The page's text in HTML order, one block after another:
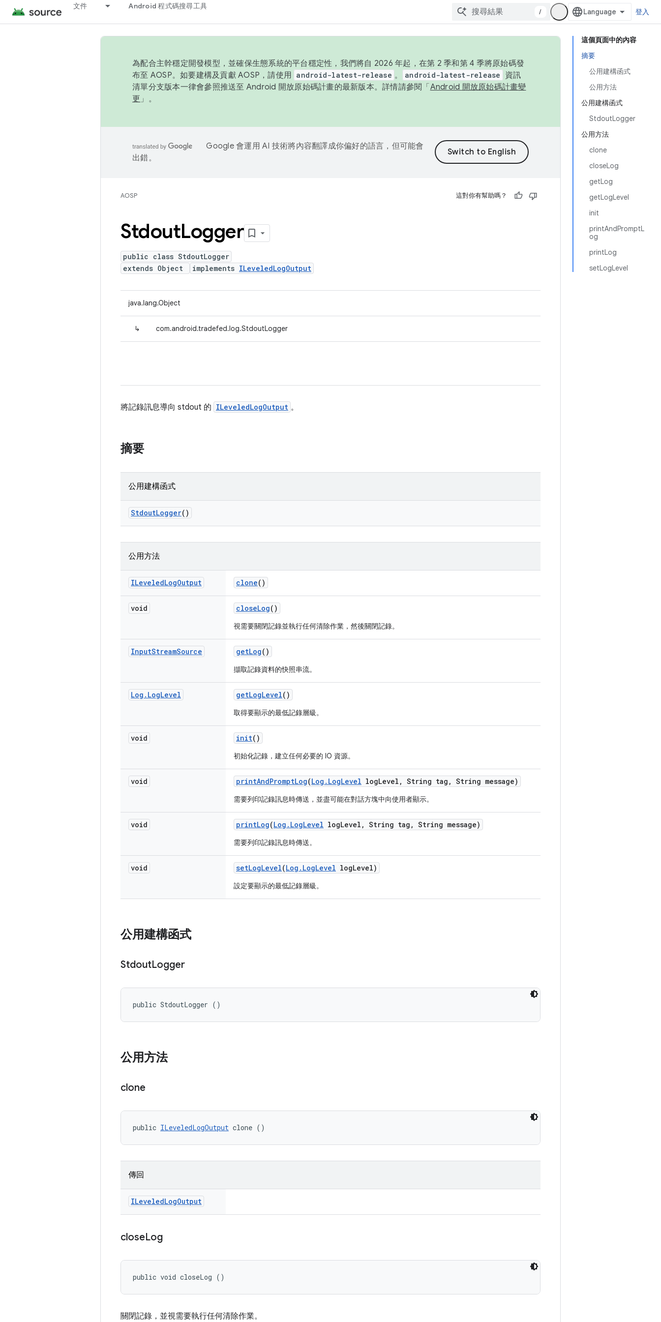
文件 Android 程式碼搜尋工具
/ 登入
這個頁面中的內容
摘要
公用建構函式
公用方法
公用建構函式
StdoutLogger
公用方法
clone
closeLog
getLog
getLogLevel
init
printAndPromptL
og
printLog
setLogLevel
為配合主幹穩定開發模型，並確保生態系統的平台穩定性，我們將自 2026 年起，在第 2 季和第 4 季將原始碼發
布至 AOSP。如要建構及貢獻 AOSP，請使用 android-latest-release 。 android-latest-release
資訊
清單分支版本一律會參照推送至 Android 開放原始碼計畫的最新版本。詳情請參閱「 Android 開放原始碼計畫變
更 」。
Google 會運用 AI 技術將內容翻譯成你偏好的語言，但可能會
出錯。
AOSP 這對你有幫助嗎？
StdoutLogger
public class StdoutLogger
extends Object
implements ILeveledLogOutput
java.lang.Object
↳ com.android.tradefed.log.StdoutLogger
將記錄訊息導向 stdout 的 ILeveledLogOutput 。
摘要
公用建構函式
StdoutLogger()
公用方法
ILeveledLogOutput clone()
void closeLog()
視需要關閉記錄並執行任何清除作業，然後關閉記錄。
InputStreamSource getLog()
擷取記錄資料的快照串流。
Log . LogLevel getLogLevel()
取得要顯示的最低記錄層級。
void init()
初始化記錄，建立任何必要的 IO 資源。
void printAndPromptLog(Log . LogLevel logLevel , String tag , String message)
需要列印記錄訊息時傳送，並盡可能在對話方塊中向使用者顯示。
void printLog(Log . LogLevel logLevel , String tag , String message)
需要列印記錄訊息時傳送。
void setLogLevel(Log . LogLevel logLevel)
設定要顯示的最低記錄層級。
公用建構函式
StdoutLogger
public StdoutLogger ()
公用方法
clone
public ILeveledLogOutput clone ()
傳回
ILeveledLogOutput
closeLog
public void closeLog ()
關閉記錄，並視需要執行任何清除作業。